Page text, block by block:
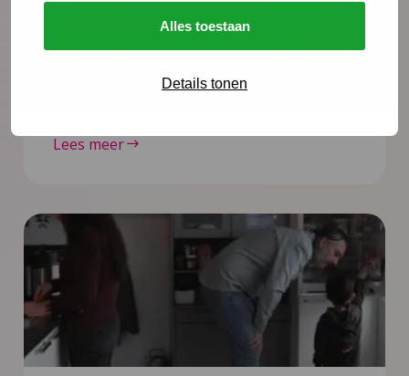
Alles toestaan
Details tonen
worden verwacht.
Lees meer